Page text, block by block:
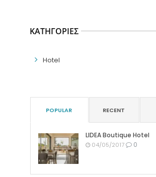
ΚΑΤΗΓΟΡΊΕΣ
Hotel
POPULAR RECENT
LIDEA Boutique Hotel
04/05/2017 0